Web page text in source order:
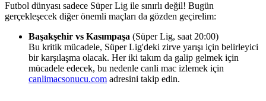
Futbol dünyası sadece Süper Lig ile sınırlı değil! Bugün
gerçekleşecek diğer önemli maçları da gözden geçirelim:
Başakşehir vs Kasımpaşa (Süper Lig, saat 20:00)
Bu kritik mücadele, Süper Lig'deki zirve yarışı için belirleyici
bir karşılaşma olacak. Her iki takım da galip gelmek için
mücadele edecek, bu nedenle canli mac izlemek için
canlimacsonucu.com adresini takip edin.